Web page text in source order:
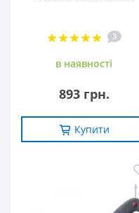
3
в наявностi
893 грн.
Купити